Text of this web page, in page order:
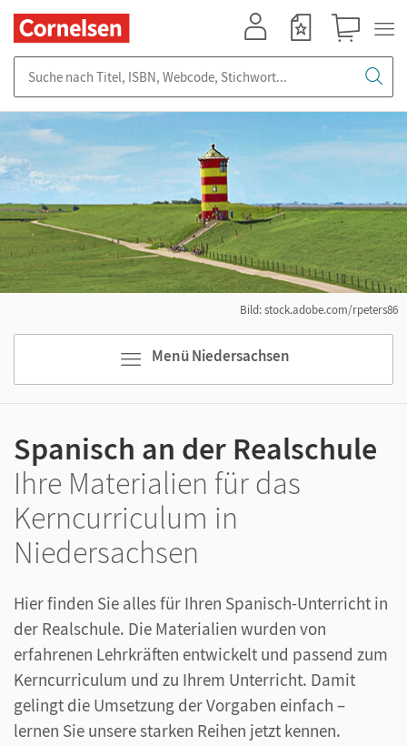
Menü Niedersachsen
Bild: stock.adobe.com/rpeters86
Spanisch an der Realschule
Ihre Materialien für das
Kerncurriculum in
Niedersachsen
Hier finden Sie alles für Ihren Spanisch-Unterricht in
der Realschule. Die Materialien wurden von
erfahrenen Lehrkräften entwickelt und passend zum
Kerncurriculum und zu Ihrem Unterricht. Damit
gelingt die Umsetzung der Vorgaben einfach –
lernen Sie unsere starken Reihen jetzt kennen.